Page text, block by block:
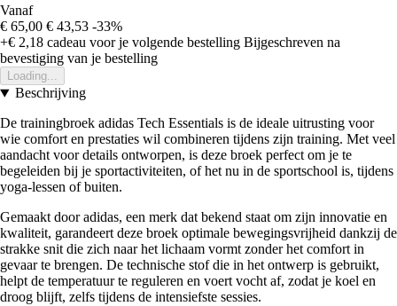
Vanaf
€ 65,00 € 43,53 -33%
+€ 2,18 cadeau voor je volgende bestelling Bijgeschreven na
bevestiging van je bestelling
Loading...
Beschrijving
De trainingbroek adidas Tech Essentials is de ideale uitrusting voor
wie comfort en prestaties wil combineren tijdens zijn training. Met veel
aandacht voor details ontworpen, is deze broek perfect om je te
begeleiden bij je sportactiviteiten, of het nu in de sportschool is, tijdens
yoga-lessen of buiten.
Gemaakt door adidas, een merk dat bekend staat om zijn innovatie en
kwaliteit, garandeert deze broek optimale bewegingsvrijheid dankzij de
strakke snit die zich naar het lichaam vormt zonder het comfort in
gevaar te brengen. De technische stof die in het ontwerp is gebruikt,
helpt de temperatuur te reguleren en voert vocht af, zodat je koel en
droog blijft, zelfs tijdens de intensiefste sessies.